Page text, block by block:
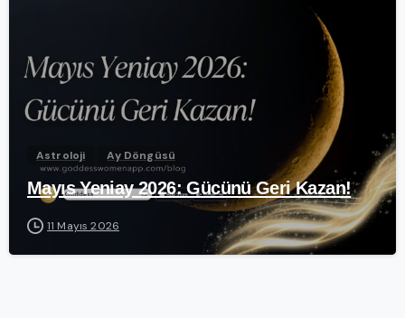
Astroloji Ay Döngüsü
Mayıs Yeniay 2026: Gücünü Geri Kazan!
11 Mayıs 2026